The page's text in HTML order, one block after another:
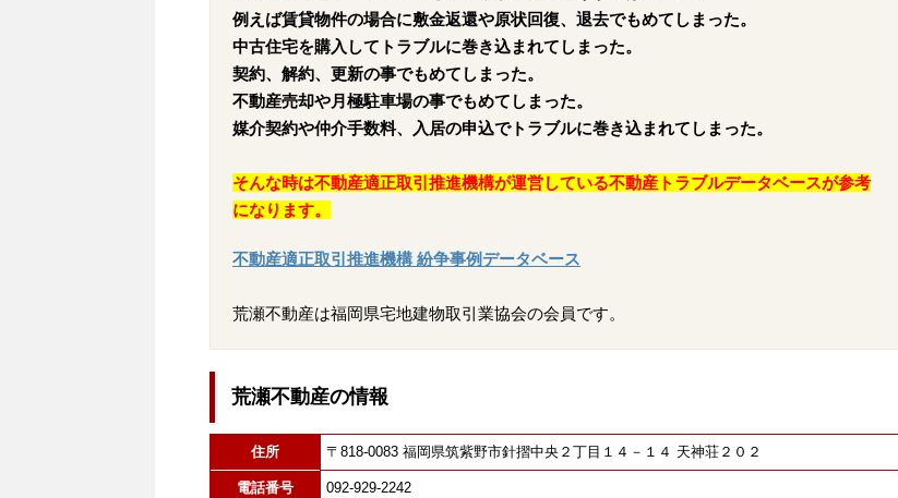
例えば賃貸物件の場合に敷金返還や原状回復、退去でもめてしまった。
中古住宅を購入してトラブルに巻き込まれてしまった。
契約、解約、更新の事でもめてしまった。
不動産売却や月極駐車場の事でもめてしまった。
媒介契約や仲介手数料、入居の申込でトラブルに巻き込まれてしまった。
そんな時は不動産適正取引推進機構が運営している不動産トラブルデータベースが参考
になります。
不動産適正取引推進機構 紛争事例データベース
荒瀬不動産は福岡県宅地建物取引業協会の会員です。
荒瀬不動産の情報
住所 〒818-0083 福岡県筑紫野市針摺中央２丁目１４－１４ 天神荘２０２
電話番号 092-929-2242